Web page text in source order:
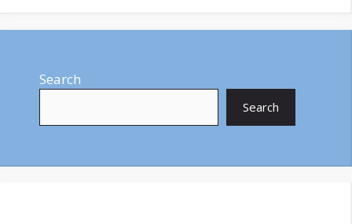
Search
Search